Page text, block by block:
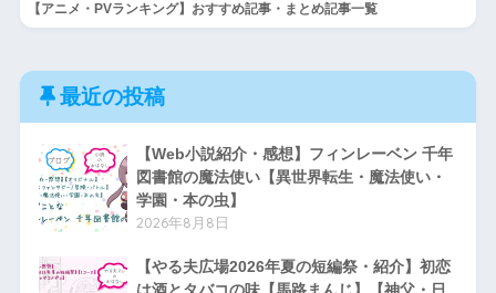
【アニメ・PVランキング】おすすめ記事・まとめ記事一覧
最近の投稿
【Web小説紹介・感想】フィンレーベン 千年
図書館の魔法使い【異世界転生・魔法使い・
学園・本の虫】
2026年8月8日
【やる夫広場2026年夏の短編祭・紹介】初恋